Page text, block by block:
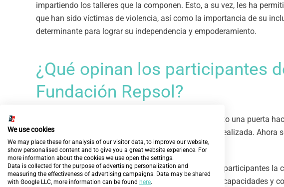
impartiendo los talleres que la componen. Esto, a su vez, les ha
que han sido víctimas de violencia, así como la importancia de su
determinante para lograr su independencia y empoderamiento.
¿Qué opinan los participantes
Fundación Repsol?
: me ha abierto una puerta
encontré trabajo en logística y estoy feliz. Me siento realizada. Ahora
comparte una de las participantes.
Este programa ha conseguido devolver a las mujeres participantes la
ayudándolas a identificar, potenciar y desarrollar sus capacidades y
We use cookies
We may place these for analysis of our visitor data, to improve our website,
show personalised content and to give you a great website experience. For
more information about the cookies we use open the settings.
Data is collected for the purpose of advertising personalization and
measuring the effectiveness of advertising campaigns. Data may be shared
with Google LLC, more information can be found here.